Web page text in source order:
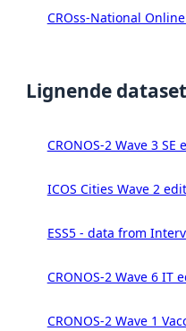
CROss-National
Lignende
CRONOS-2 Wave 3 SE
ICOS Cities Wave 2
ESS5 - data from
CRONOS-2 Wave 6 IT
CRONOS-2 Wave 1